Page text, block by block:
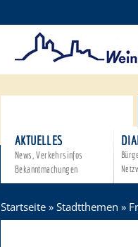
AKTUELLES
News, Verkehrsinfos
Bekanntmachungen
Startseite » Stadtthemen »